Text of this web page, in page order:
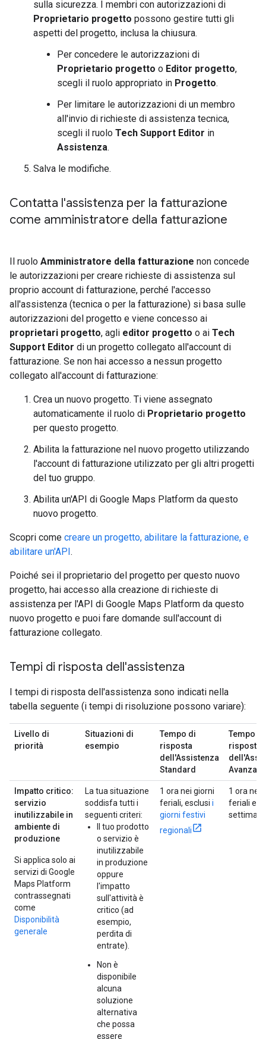
sulla sicurezza. I membri con autorizzazioni di
Proprietario progetto possono gestire tutti gli
aspetti del progetto, inclusa la chiusura.
Per concedere le autorizzazioni di
Proprietario progetto o Editor progetto,
scegli il ruolo appropriato in Progetto.
Per limitare le autorizzazioni di un membro
all'invio di richieste di assistenza tecnica,
scegli il ruolo Tech Support Editor in
Assistenza.
Salva le modifiche.
Contatta l'assistenza per la fatturazione
come amministratore della fatturazione
Il ruolo Amministratore della fatturazione non concede
le autorizzazioni per creare richieste di assistenza sul
proprio account di fatturazione, perché l'accesso
all'assistenza (tecnica o per la fatturazione) si basa sulle
autorizzazioni del progetto e viene concesso ai
proprietari progetto, agli editor progetto o ai Tech
Support Editor di un progetto collegato all'account di
fatturazione. Se non hai accesso a nessun progetto
collegato all'account di fatturazione:
Crea un nuovo progetto. Ti viene assegnato
automaticamente il ruolo di Proprietario progetto
per questo progetto.
Abilita la fatturazione nel nuovo progetto utilizzando
l'account di fatturazione utilizzato per gli altri progetti
del tuo gruppo.
Abilita un'API di Google Maps Platform da questo
nuovo progetto.
Scopri come creare un progetto, abilitare la fatturazione, e
abilitare un'API.
Poiché sei il proprietario del progetto per questo nuovo
progetto, hai accesso alla creazione di richieste di
assistenza per l'API di Google Maps Platform da questo
nuovo progetto e puoi fare domande sull'account di
fatturazione collegato.
Tempi di risposta dell'assistenza
I tempi di risposta dell'assistenza sono indicati nella
tabella seguente (i tempi di risoluzione possono variare):
Livello di
priorità
Situazioni di
esempio
Tempo di
risposta
dell'Assistenza
Standard
Tempo di
risposta
Avanzata
Impatto critico:
servizio
inutilizzabile in
ambiente di
produzione
Si applica solo ai
servizi di Google
Maps Platform
contrassegnati
come
Disponibilità
generale
La tua situazione
soddisfa tutti i
seguenti criteri:
Il tuo prodotto
o servizio è
inutilizzabile
in produzione
oppure
l'impatto
sull'attività è
critico (ad
esempio,
perdita di
entrate).
Non è
disponibile
alcuna
soluzione
alternativa
che possa
essere
1 ora nei giorni
feriali, esclusi i
giorni festivi
regionali
1 ora nei
feriali e